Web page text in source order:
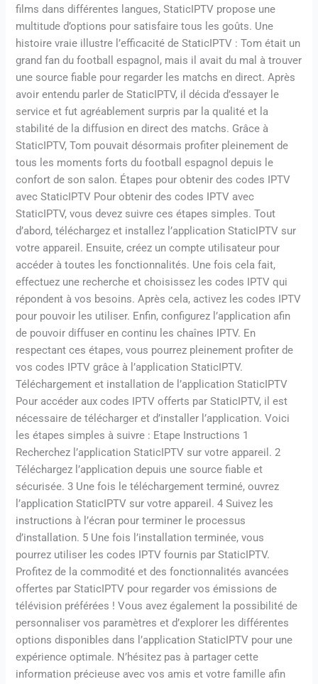
films dans différentes langues, StaticIPTV propose une
multitude d’options pour satisfaire tous les goûts. Une
histoire vraie illustre l’efficacité de StaticIPTV : Tom était un
grand fan du football espagnol, mais il avait du mal à trouver
une source fiable pour regarder les matchs en direct. Après
avoir entendu parler de StaticIPTV, il décida d’essayer le
service et fut agréablement surpris par la qualité et la
stabilité de la diffusion en direct des matchs. Grâce à
StaticIPTV, Tom pouvait désormais profiter pleinement de
tous les moments forts du football espagnol depuis le
confort de son salon. Étapes pour obtenir des codes IPTV
avec StaticIPTV Pour obtenir des codes IPTV avec
StaticIPTV, vous devez suivre ces étapes simples. Tout
d’abord, téléchargez et installez l’application StaticIPTV sur
votre appareil. Ensuite, créez un compte utilisateur pour
accéder à toutes les fonctionnalités. Une fois cela fait,
effectuez une recherche et choisissez les codes IPTV qui
répondent à vos besoins. Après cela, activez les codes IPTV
pour pouvoir les utiliser. Enfin, configurez l’application afin
de pouvoir diffuser en continu les chaînes IPTV. En
respectant ces étapes, vous pourrez pleinement profiter de
vos codes IPTV grâce à l’application StaticIPTV.
Téléchargement et installation de l’application StaticIPTV
Pour accéder aux codes IPTV offerts par StaticIPTV, il est
nécessaire de télécharger et d’installer l’application. Voici
les étapes simples à suivre : Etape Instructions 1
Recherchez l’application StaticIPTV sur votre appareil. 2
Téléchargez l’application depuis une source fiable et
sécurisée. 3 Une fois le téléchargement terminé, ouvrez
l’application StaticIPTV sur votre appareil. 4 Suivez les
instructions à l’écran pour terminer le processus
d’installation. 5 Une fois l’installation terminée, vous
pourrez utiliser les codes IPTV fournis par StaticIPTV.
Profitez de la commodité et des fonctionnalités avancées
offertes par StaticIPTV pour regarder vos émissions de
télévision préférées ! Vous avez également la possibilité de
personnaliser vos paramètres et d’explorer les différentes
options disponibles dans l’application StaticIPTV pour une
expérience optimale. N’hésitez pas à partager cette
information précieuse avec vos amis et votre famille afin